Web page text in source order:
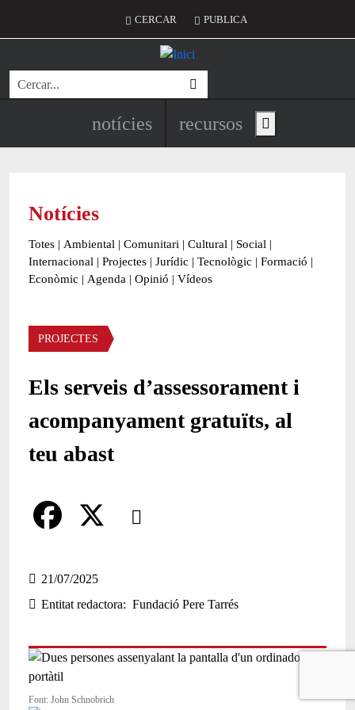
Menú del compte d'usuari
CERCAR PUBLICA
Cerca
Navegació principal de
notícies recursos Show main menu
Notícies
Totes | Ambiental | Comunitari | Cultural | Social |
Internacional | Projectes | Jurídic | Tecnològic | Formació |
Econòmic | Agenda | Opinió | Vídeos
Àmbit de la notícia
PROJECTES
Els serveis d’assessorament i
acompanyament gratuïts, al
teu abast
Comparteix
a
c
b
21/07/2025
Entitat redactora
Fundació Pere Tarrés
Font: John Schnobrich